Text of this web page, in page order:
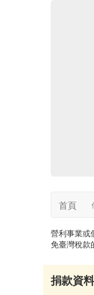
首頁
營利事業或
免臺灣稅款
捐款資料